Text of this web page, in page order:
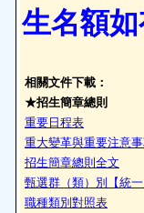
生名額
相關文件下載：
★招生簡章總則
重要日程表
重大變革與重要注意
招生簡章總則全文
甄選群（類）別【統
職種類別對照表